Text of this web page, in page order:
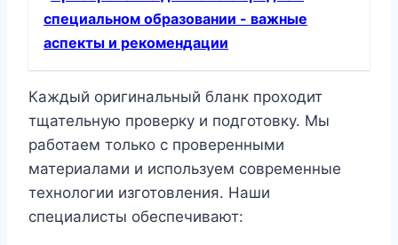
специальном образовании - важные
аспекты и рекомендации
Каждый оригинальный бланк проходит
тщательную проверку и подготовку. Мы
работаем только с проверенными
материалами и используем современные
технологии изготовления. Наши
специалисты обеспечивают: